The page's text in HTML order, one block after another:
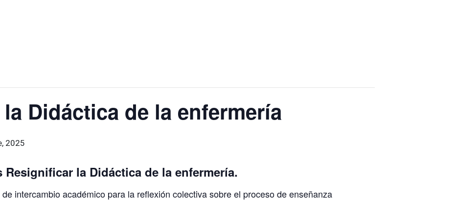
Didáctica de la enfermería
2025
Resignificar la Didáctica de la enfermería.
intercambio académico para la reflexión colectiva sobre el proceso de enseñanza